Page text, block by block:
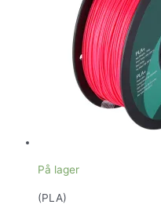
På lager
(PLA)